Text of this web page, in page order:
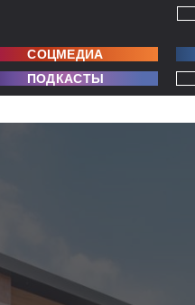
СОЦМЕДИА
ПОДКАСТЫ